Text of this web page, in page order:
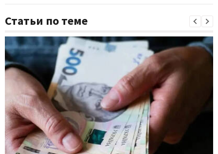
Статьи по теме